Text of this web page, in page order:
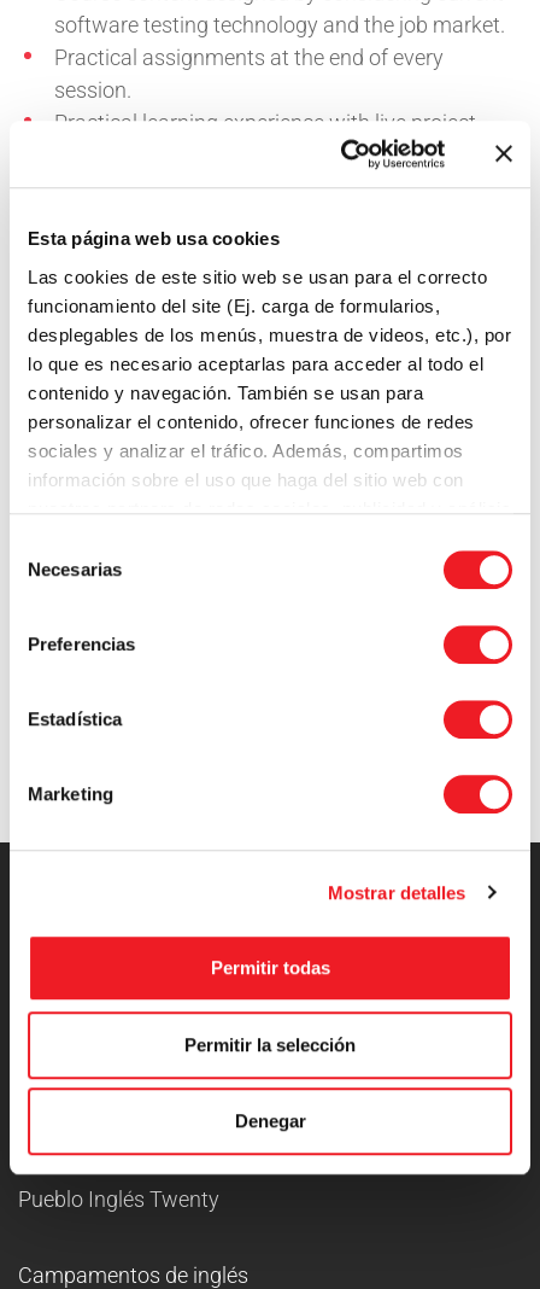
Esta página web usa cookies
Las cookies de este sitio web se usan para el correcto
funcionamiento del site (Ej. carga de formularios,
desplegables de los menús, muestra de videos, etc.), por
lo que es necesario aceptarlas para acceder al todo el
contenido y navegación. También se usan para
personalizar el contenido, ofrecer funciones de redes
sociales y analizar el tráfico. Además, compartimos
información sobre el uso que haga del sitio web con
Necesarias
Preferencias
Estadística
Marketing
Mostrar detalles
Permitir todas
Permitir la selección
Denegar
software testing technology and the job market.
Practical assignments at the end of every
session.
Practical learning experience with live project
Compartir:
Introduction LearnPress – LMS plugin
Máster en Inglés
Villa Inglesa
Pueblo Inglés Twenty
Campamentos de inglés